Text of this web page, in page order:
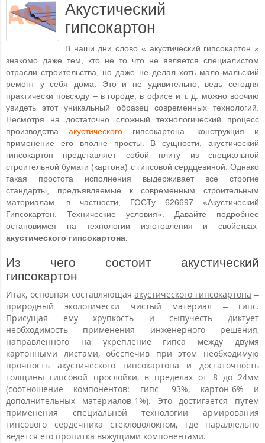
Акустический
гипсокартон
В наши дни слово « акустический гипсокартон »
знакомо даже тем, кто не то что не является специалистом
отрасли строительства, но даже не делал хоть мало-мальский
ремонт у себя дома. Это и не удивительно, ведь сегодня
практически повсюду – в городе, в офисе и т. д. можно воочию
увидеть этот уникальный образец современных технологий.
Несмотря на достаточно сложный технологический процесс
производства акустического гипсокартона, конструкция и
применение его вполне просты. В сущности, акустический
гипсокартон представляет собой плиту из специальной
строительной бумаги (картона) с гипсовой сердцевиной. Однако
такая простота исполнения выдерживает все строгие
стандарты, предъявляемые к современным строительным
материалам, в частности, ГОСТу 626697 «Акустический
Гипсокартон. Технические условия». Давайте подробнее
остановимся на технологии изготовления и свойствах
акустического гипсокартона.
Из чего состоит акустический
гипсокартон
Итак, основная составляющаяакустического гипсокартона –
природный экологически чистый материал – гипс.
Присущая ему хрупкость и сыпучесть диктует
необходимость применения инженерного решения,
направленного на укрепление гипса между двумя
картонными листами, обеспечив при этом необходимую
прочность акустического гипсокартона и достаточность
толщины гипсовой прослойки, в пределах от 8 до 24мм
(соотношение компонентов: гипс -93%, картон-6% и
дополнительных материалов-1%). Это достигается путем
применения специальной технологии армирования
гипсового сердечника стекловолокном, где параллельно
ведется его пропитка вяжущими компонентами.